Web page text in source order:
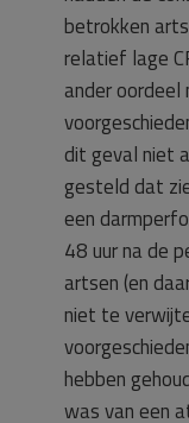
betrokken
relatief lage
ander oordeel
dit geval niet
gesteld dat
een
48 uur na de
artsen (en
niet te
hebben
was van een